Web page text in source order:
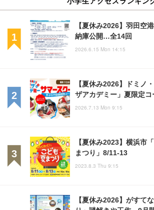
【夏休み2026】羽田空
納庫公開…全14回
2026.6.15 Mon 14:15
【夏休み2026】ドミノ
ザアカデミー」夏限定コ
2026.7.13 Mon 9:15
【夏休み2023】横浜市
まつり」8/11-13
2023.8.3 Thu 9:15
【夏休み2026】がすて